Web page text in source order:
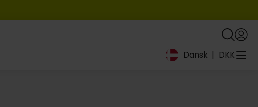
Dansk | DKK